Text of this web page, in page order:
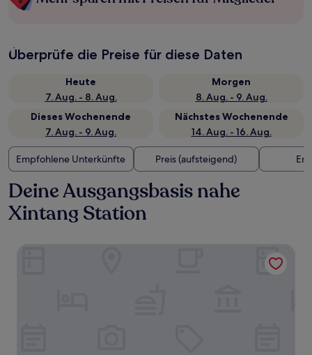
Überprüfe die Preise für diese Daten
Heute
7. Aug. - 8. Aug.
Morgen
8. Aug. - 9. Aug.
Dieses Wochenende
7. Aug. - 9. Aug.
Nächstes Wochenende
14. Aug. - 16. Aug.
Empfohlene Unterkünfte Preis (aufsteigend)
Deine Ausgangsbasis nahe
Xintang Station